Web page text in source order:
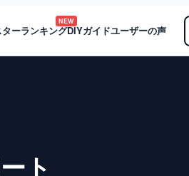
ーランキング
NEW
DIYガイドユーザーの声
ト